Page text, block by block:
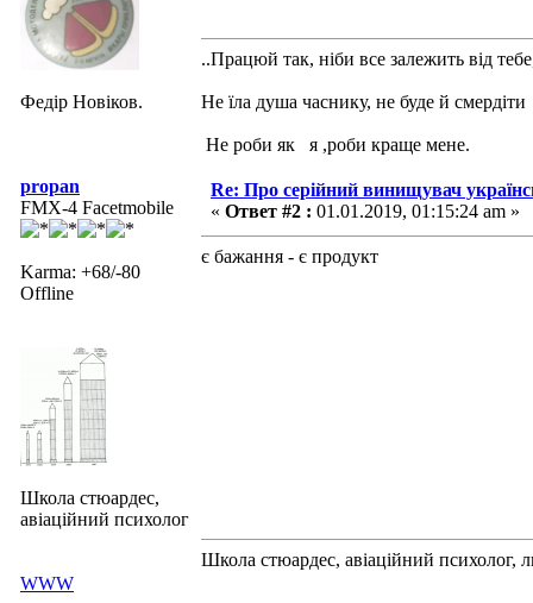
Федір Новіков.
..Працюй так, ніби все залежить від
Не їла душа часнику, не буде й смердіти
Не роби як я ,роби краще мене.
propan
FMX-4 Facetmobile
Karma: +68/-80
Offline
Школа стюардес,
авіаційний психолог
WWW
Re: Про серійний винищувач
« Ответ #2 : 01.01.2019, 01:15:24 am »
є бажання - є продукт
Школа стюардес, авіаційний психолог,